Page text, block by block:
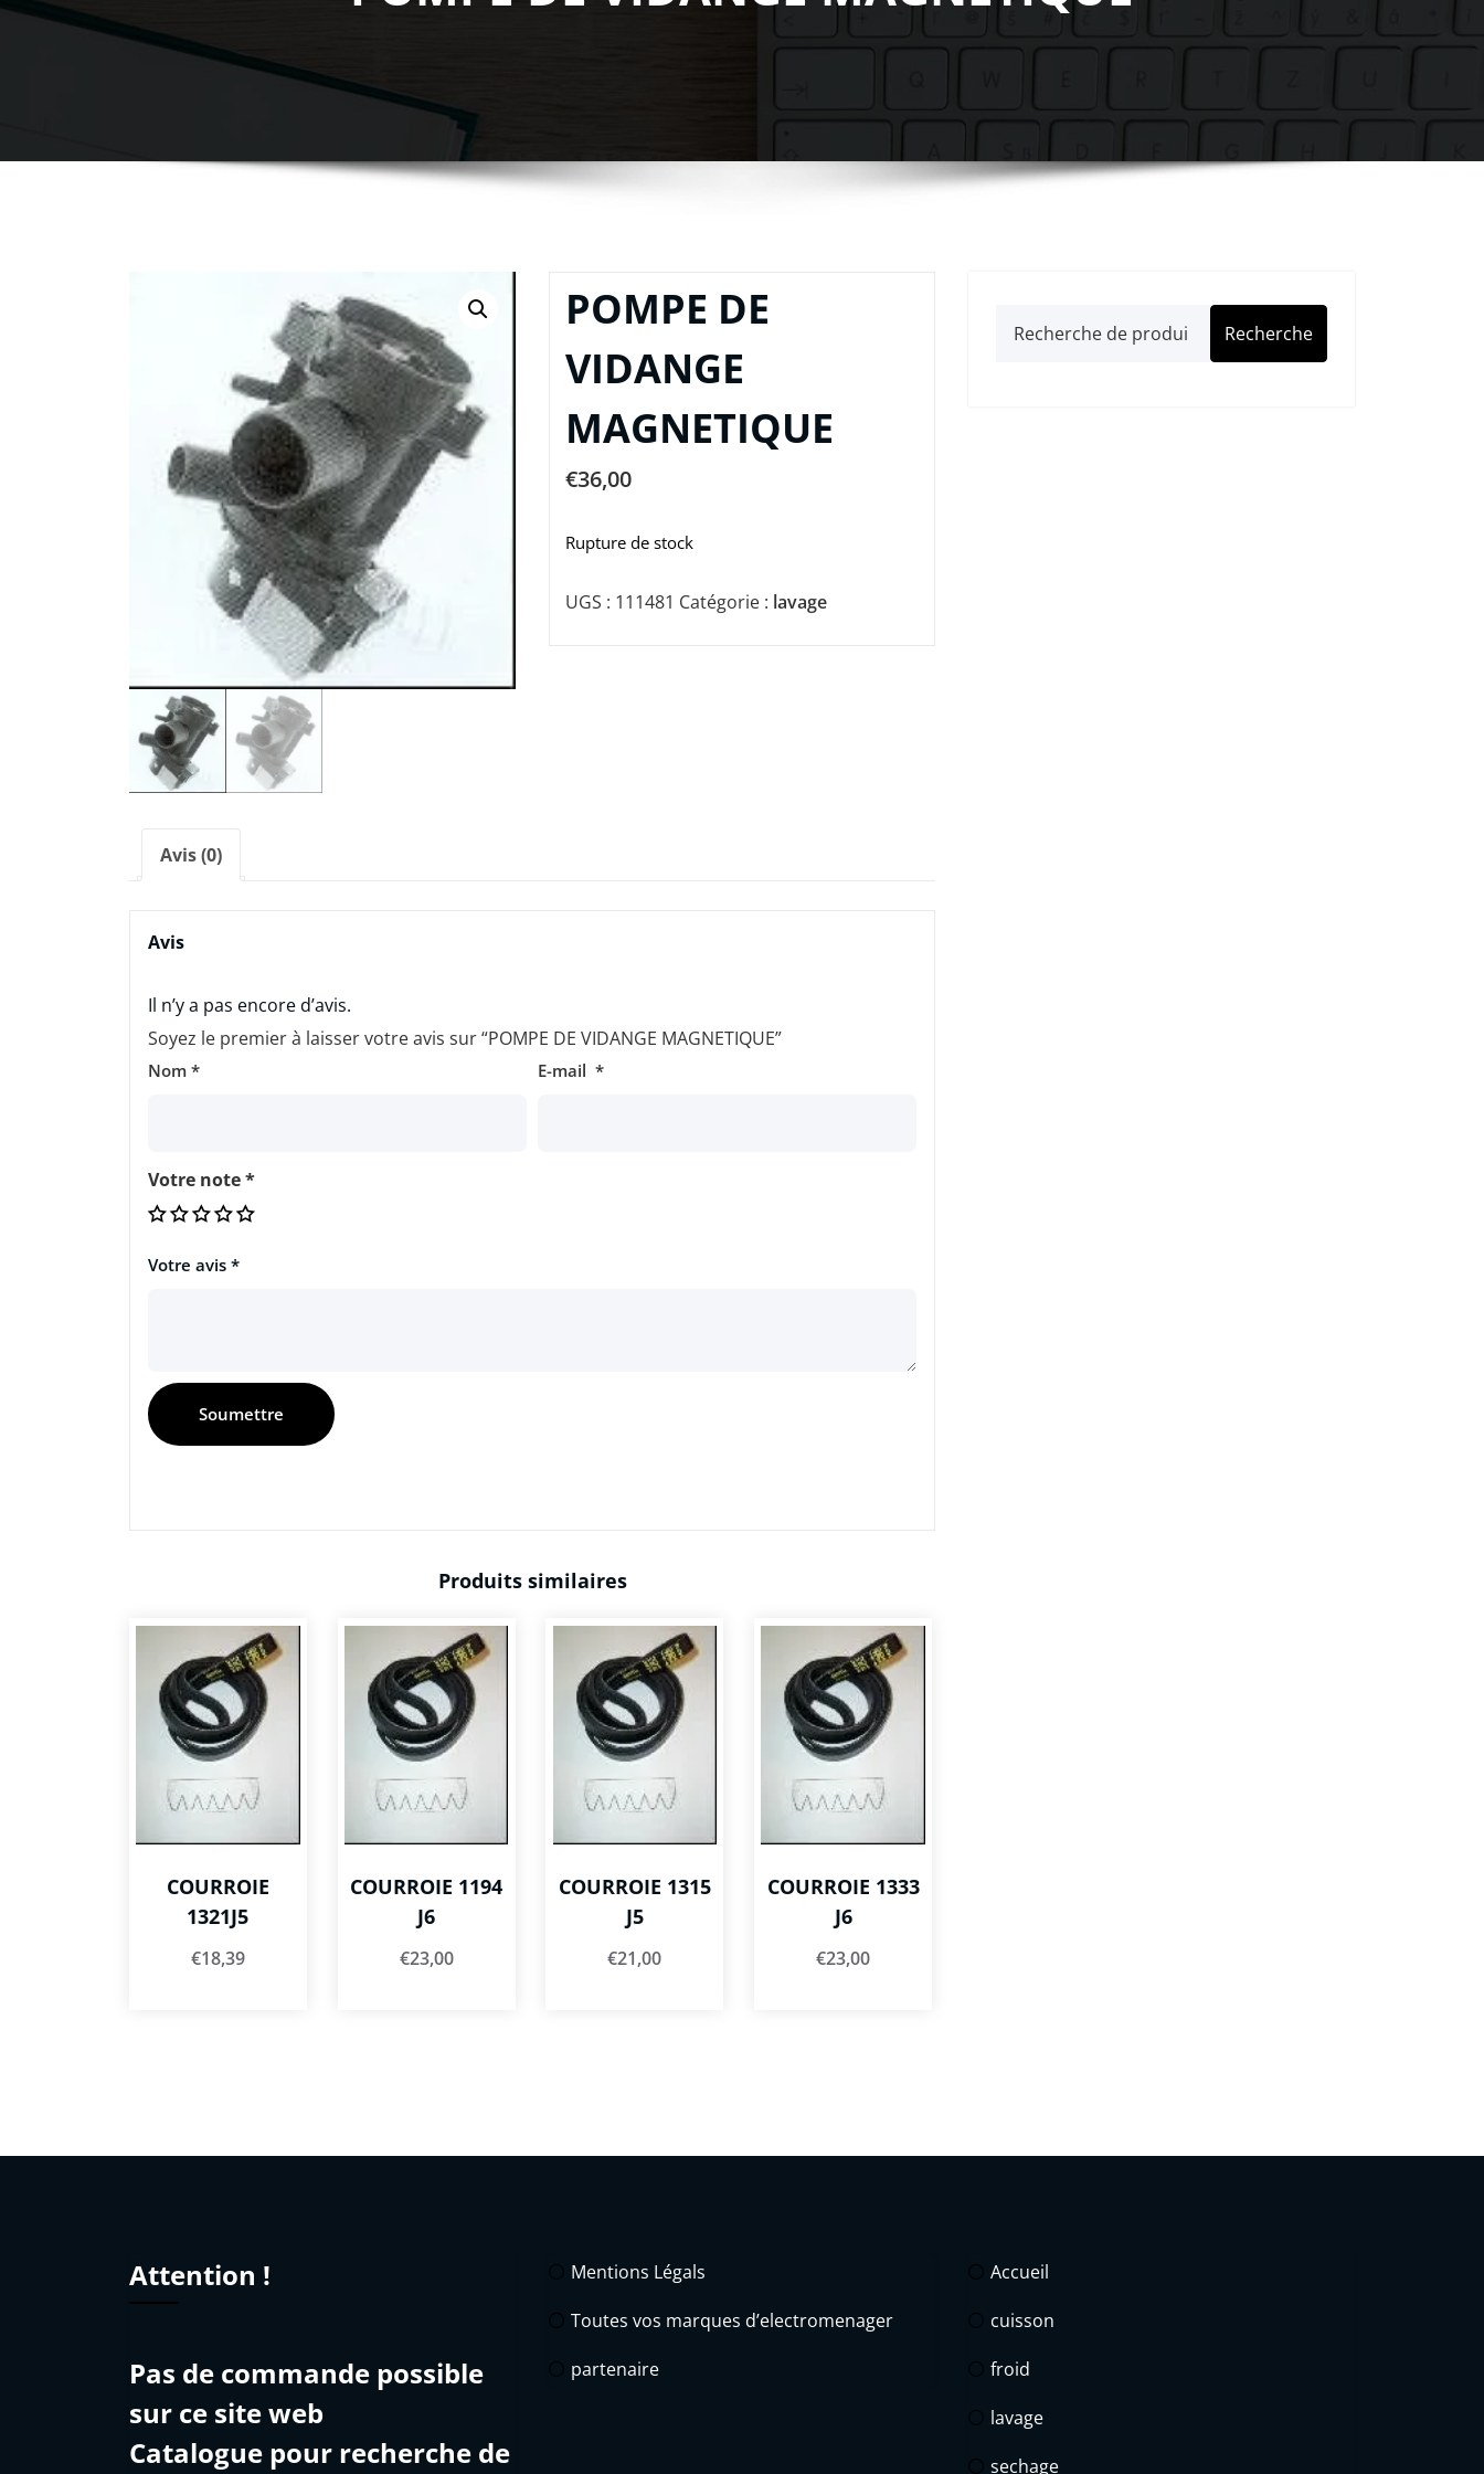
POMPE DE
VIDANGE
MAGNETIQUE
€36,00
Rupture de stock
UGS : 111481 Catégorie : lavage
Avis (0)
Avis
Il n’y a pas encore d’avis.
Soyez le premier à laisser votre avis sur “POMPE DE VIDANGE MAGNETIQUE”
Nom * E-mail *
Votre note*
Votre avis *
Produits similaires
COURROIE
1321J5
€18,39
COURROIE 1194
J6
€23,00
COURROIE 1315
J5
€21,00
COURROIE 1333
J6
€23,00
Recherche
Recherche
Attention !
Pas de commande possible
sur ce site web
Catalogue pour recherche de
Mentions Légals
Toutes vos marques d’electromenager
partenaire
Accueil
cuisson
froid
lavage
sechage